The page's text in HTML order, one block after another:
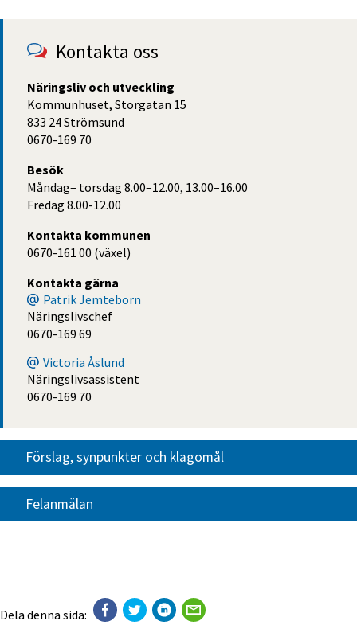
Kontakta oss
Näringsliv och utveckling
Kommunhuset, Storgatan 15
833 24 Strömsund
0670-169 70
Besök
Måndag– torsdag 8.00–12.00, 13.00–16.00
Fredag 8.00-12.00
Kontakta kommunen
0670-161 00 (växel)
Kontakta gärna
Patrik Jemteborn
Näringslivschef
0670-169 69
Victoria Åslund
Näringslivsassistent
0670-169 70
Förslag, synpunkter och klagomål
Felanmälan
Dela denna sida: